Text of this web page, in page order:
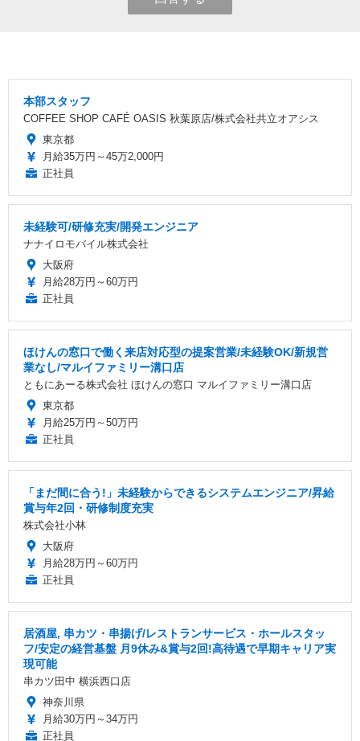
本部スタッフ
COFFEE SHOP CAFÉ OASIS 秋葉原店/株式会社共立オアシス
東京都
月給35万円～45万2,000円
正社員
未経験可/研修充実/開発エンジニア
ナナイロモバイル株式会社
大阪府
月給28万円～60万円
正社員
ほけんの窓口で働く来店対応型の提案営業/未経験OK/新規営
業なし/マルイファミリー溝口店
ともにあーる株式会社 ほけんの窓口 マルイファミリー溝口店
東京都
月給25万円～50万円
正社員
「まだ間に合う!」未経験からできるシステムエンジニア/昇給
賞与年2回・研修制度充実
株式会社小林
大阪府
月給28万円～60万円
正社員
居酒屋, 串カツ・串揚げ/レストランサービス・ホールスタッ
フ/安定の経営基盤 月9休み&賞与2回!高待遇で早期キャリア実
現可能
串カツ田中 横浜西口店
神奈川県
月給30万円～34万円
正社員